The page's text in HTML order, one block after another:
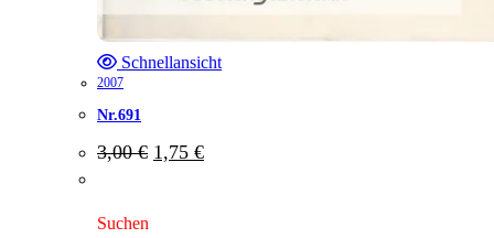
Schnellansicht
2007
Nr.691
3,00€ Ursprünglicher
Preis
1,75 €Aktueller
Preis
Suchen